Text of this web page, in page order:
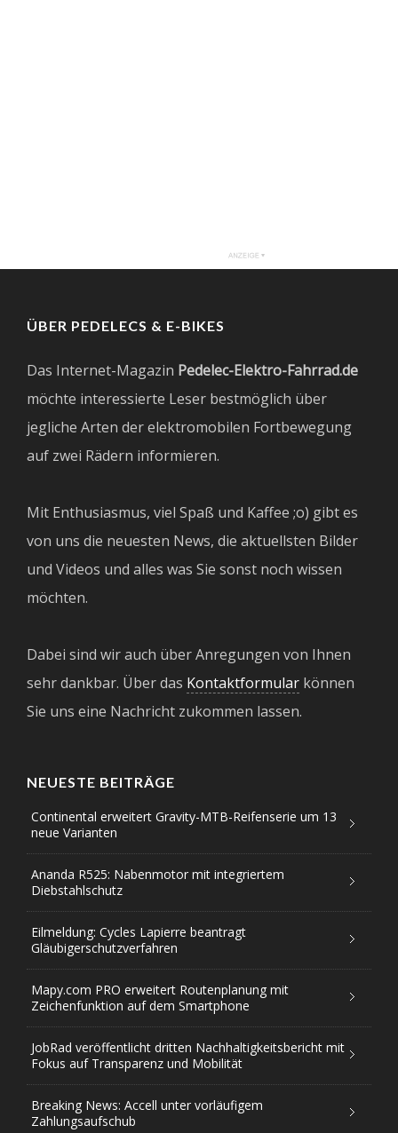
ÜBER PEDELECS & E-BIKES
Das Internet-Magazin Pedelec-Elektro-Fahrrad.de
möchte interessierte Leser bestmöglich über
jegliche Arten der elektromobilen Fortbewegung
auf zwei Rädern informieren.
Mit Enthusiasmus, viel Spaß und Kaffee ;o) gibt es
von uns die neuesten News, die aktuellsten Bilder
und Videos und alles was Sie sonst noch wissen
möchten.
Dabei sind wir auch über Anregungen von Ihnen
sehr dankbar. Über das Kontaktformular können
Sie uns eine Nachricht zukommen lassen.
NEUESTE BEITRÄGE
Continental erweitert Gravity-MTB-Reifenserie um 13
neue Varianten
Ananda R525: Nabenmotor mit integriertem
Diebstahlschutz
Eilmeldung: Cycles Lapierre beantragt
Gläubigerschutzverfahren
Mapy.com PRO erweitert Routenplanung mit
Zeichenfunktion auf dem Smartphone
JobRad veröffentlicht dritten Nachhaltigkeitsbericht mit
Fokus auf Transparenz und Mobilität
Breaking News: Accell unter vorläufigem
Zahlungsaufschub